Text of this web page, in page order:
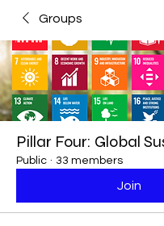
Groups
Pillar Four: Global
Public · 33 members
Join